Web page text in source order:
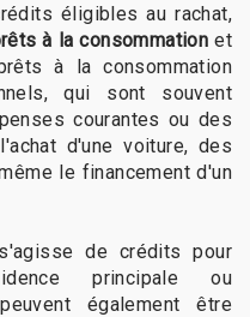
éligibles au rachat,
à la consommation et
à la consommation
qui sont souvent
courantes ou des
d'une voiture, des
le financement d'un
de crédits pour
principale ou
également être